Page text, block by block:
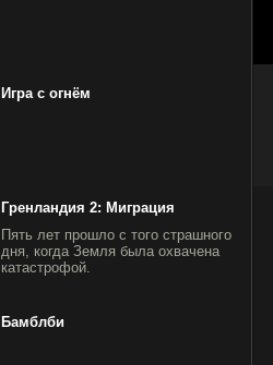
Игра с огнём
Гренландия 2: Миграция
Пять лет прошло с того страшного
дня, когда Земля была охвачена
катастрофой.
Бамблби